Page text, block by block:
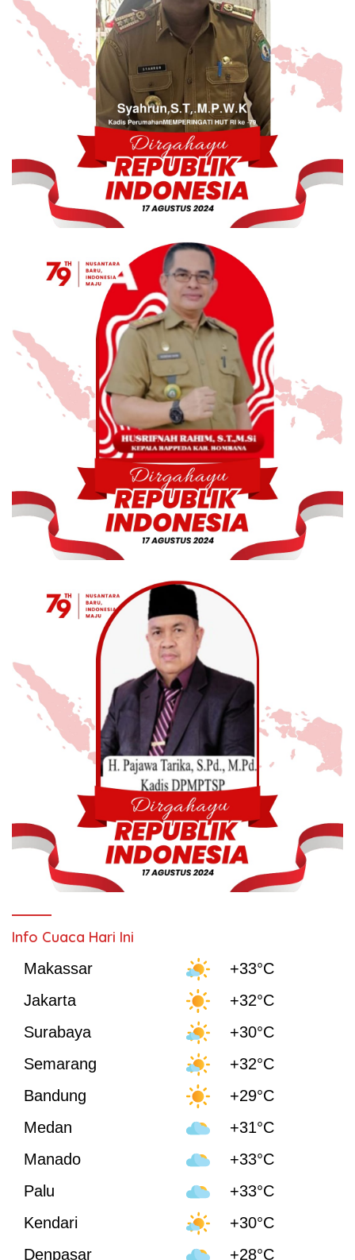
Info Cuaca Hari Ini
Makassar
+33°C
Jakarta
+32°C
Surabaya
+30°C
Semarang
+32°C
Bandung
+29°C
Medan
+31°C
Manado
+33°C
Palu
+33°C
Kendari
+30°C
Denpasar
+28°C